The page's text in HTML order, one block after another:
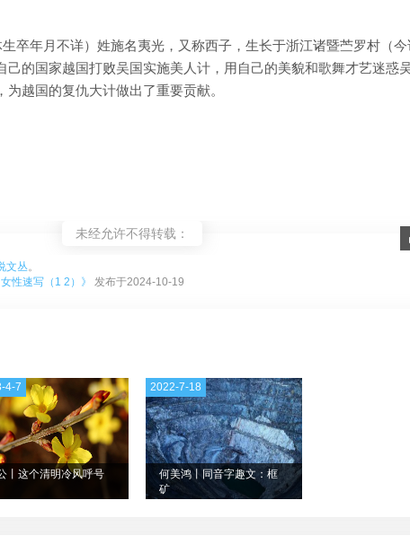
卒年月不详）姓施名夷光，又称西子，生长于浙江诸暨苎罗村（
的国家越国打败吴国实施美人计，用自己的美貌和歌舞才艺迷惑
越国的复仇大计做出了重要贡献。
未经允许不得转载：
文丛。
性速写（1 2）》 发布于2024-10-19
丨这个清明冷风呼号
4-7
何美鸿丨同音字趣文：框
矿
2022-7-18